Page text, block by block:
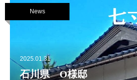
News
2025.01.31
石川県 O様邸